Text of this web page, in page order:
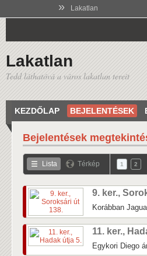
» Lakatlan
Lakatlan
Tedd láthatóvá a város lakatlan tereit
KEZDŐLAP BEJELENTÉSEK
Bejelentések
Lista Térkép 1 2
9. ker.,
Korábban
11. ker.,
Egykori Diego